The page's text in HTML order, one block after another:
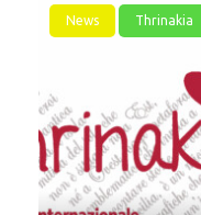
News Thrinakia